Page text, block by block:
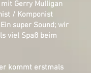
Gerry Mulligan
/ Komponist
super Sound; wir
viel Spaß beim
kommt erstmals